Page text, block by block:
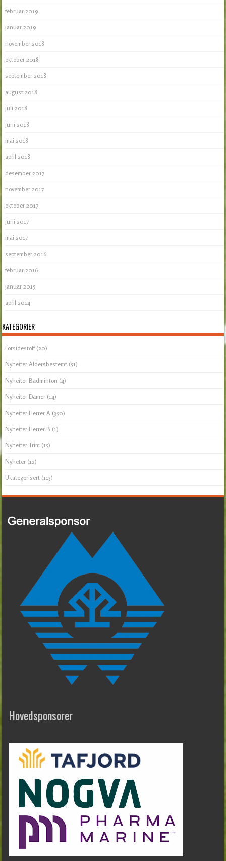
februar 2019
januar 2019
november 2018
oktober 2018
september 2018
august 2018
juli 2018
juni 2018
mai 2018
april 2018
desember 2017
november 2017
oktober 2017
juni 2017
mai 2017
september 2016
februar 2016
januar 2015
april 2014
KATEGORIER
Forsidestoff(20)
Nyheiter Aldersbestemt (51)
Nyheiter Badminton (4)
Nyheiter Damer (14)
Nyheiter Herrer A (350)
Nyheiter Herrer B (1)
Nyheiter Trim (15)
Nyheter (12)
Ukategorisert (113)
Hovedsponsorer